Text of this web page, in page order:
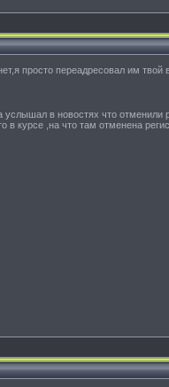
просто переадресовал им твой
в новостях что отменили
курсе ,на что там отменена